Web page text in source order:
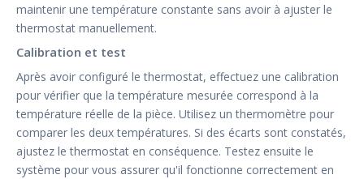
maintenir une température constante sans avoir à ajuster le
thermostat manuellement.
Calibration et test
Après avoir configuré le thermostat, effectuez une calibration
pour vérifier que la température mesurée correspond à la
température réelle de la pièce. Utilisez un thermomètre pour
comparer les deux températures. Si des écarts sont constatés,
ajustez le thermostat en conséquence. Testez ensuite le
système pour vous assurer qu'il fonctionne correctement en